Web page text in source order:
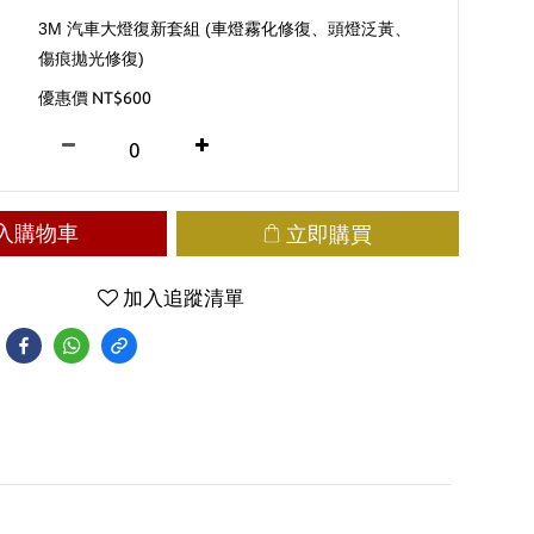
3M 汽車大燈復新套組 (車燈霧化修復、頭燈泛黃、
傷痕拋光修復)
優惠價 NT$600
購物車 立即購買
加入追蹤清單